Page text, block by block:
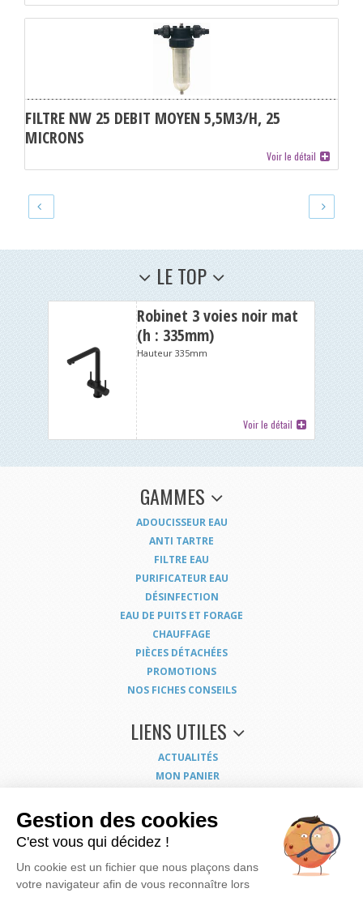
FILTRE NW 25 DEBIT MOYEN 5,5M3/H, 25
MICRONS
Voir le détail
LE TOP
Robinet 3 voies noir mat
(h : 335mm)
Hauteur 335mm
Voir le détail
GAMMES
ADOUCISSEUR EAU
ANTI TARTRE
FILTRE EAU
PURIFICATEUR EAU
DÉSINFECTION
EAU DE PUITS ET FORAGE
CHAUFFAGE
PIÈCES DÉTACHÉES
PROMOTIONS
NOS FICHES CONSEILS
LIENS UTILES
ACTUALITÉS
MON PANIER
NOUS CONTACTER
COORDONNÉES
CONDITIONS GÉNÉRALES DE VENTE
MENTIONS LÉGALES
POLITIQUE DE CONFIDENTIALITÉ
Gestion des cookies
C'est vous qui décidez !
Un cookie est un fichier que nous plaçons dans
votre navigateur afin de vous reconnaître lors